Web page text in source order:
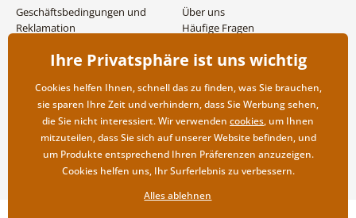
Geschäftsbedingungen und
Reklamation
Versand- und
Rücksendung der Ware
Über uns
Häufige Fragen
Großhandel und
Ihre Privatsphäre ist uns wichtig
Cookies helfen Ihnen, schnell das zu finden, was Sie brauchen,
sie sparen Ihre Zeit und verhindern, dass Sie Werbung sehen,
die Sie nicht interessiert. Wir verwenden cookies, um Ihnen
mitzuteilen, dass Sie sich auf unserer Website befinden, und
um Produkte entsprechend Ihren Präferenzen anzuzeigen.
Cookies helfen uns, Ihr Surferlebnis zu verbessern.
Alles ablehnen